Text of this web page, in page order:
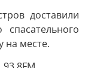
доставили
спасательного
на месте.